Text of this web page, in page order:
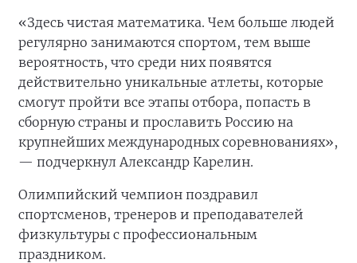
«Здесь чистая математика. Чем больше людей
регулярно занимаются спортом, тем выше
вероятность, что среди них появятся
действительно уникальные атлеты, которые
смогут пройти все этапы отбора, попасть в
сборную страны и прославить Россию на
крупнейших международных соревнованиях»,
— подчеркнул Александр Карелин.
Олимпийский чемпион поздравил
спортсменов, тренеров и преподавателей
физкультуры с профессиональным
праздником.